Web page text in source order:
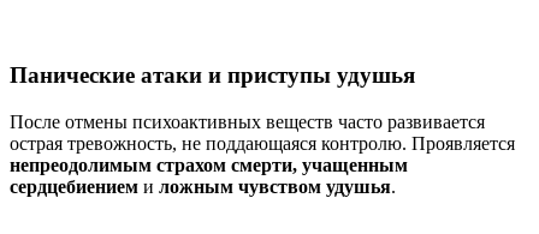
Панические атаки и приступы удушья
После отмены психоактивных веществ часто развивается
острая тревожность, не поддающаяся контролю. Проявляется
непреодолимым страхом смерти, учащенным
сердцебиением и ложным чувством удушья.